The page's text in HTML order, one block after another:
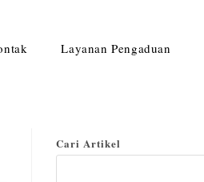
Layanan Pengaduan
Cari Artikel